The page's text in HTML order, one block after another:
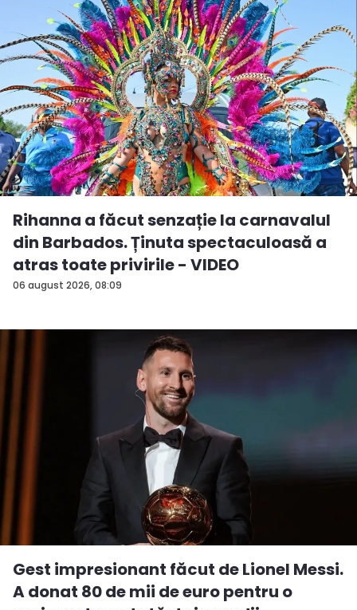
06 august 2026, 08:09
Rihanna a făcut senzație la carnavalul
din Barbados. Ținuta spectaculoasă a
atras toate privirile - VIDEO
Gest impresionant făcut de Lionel Messi.
A donat 80 de mii de euro pentru o